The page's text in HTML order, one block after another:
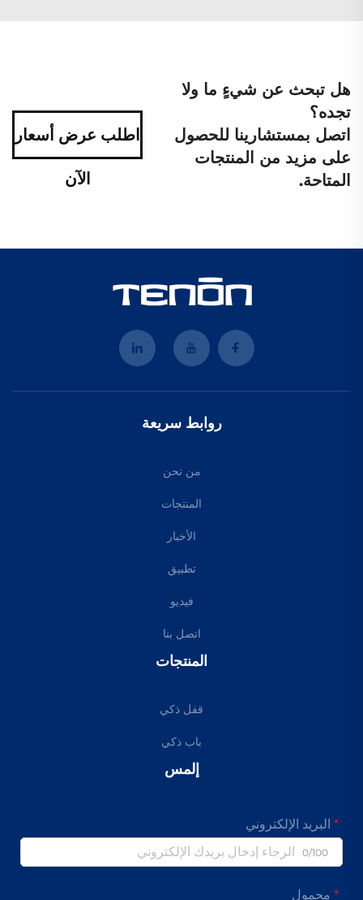
هل تبحث عن شيءٍ ما ولا
تجده؟
اتصل بمستشارينا للحصول
على مزيد من المنتجات
المتاحة.
اطلب عرض أسعار
الآن
روابط سريعة
من نحن
المنتجات
الأخبار
تطبيق
فيديو
اتصل بنا
المنتجات
قفل ذكي
باب ذكي
إلمس
البريد الإلكتروني
0/100
محمول